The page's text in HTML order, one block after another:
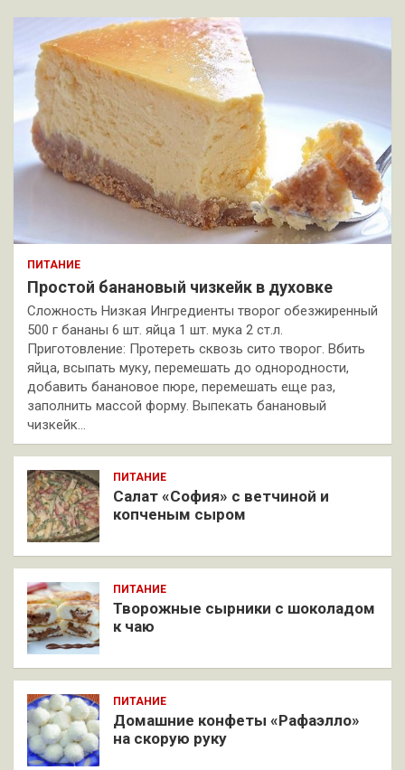
ПИТАНИЕ
Простой банановый чизкейк в духовке
Сложность Низкая Ингредиенты творог обезжиренный
500 г бананы 6 шт. яйца 1 шт. мука 2 ст.л.
Приготовление: Протереть сквозь сито творог. Вбить
яйца, всыпать муку, перемешать до однородности,
добавить банановое пюре, перемешать еще раз,
заполнить массой форму. Выпекать банановый
чизкейк…
ПИТАНИЕ
Салат «София» с ветчиной и
копченым сыром
ПИТАНИЕ
Творожные сырники с шоколадом
к чаю
ПИТАНИЕ
Домашние конфеты «Рафаэлло»
на скорую руку